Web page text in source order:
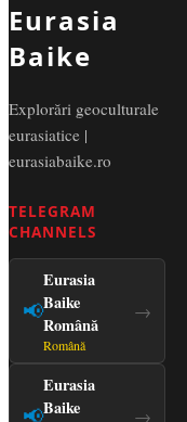
Eurasia
Baike
Explorări geoculturale
eurasiatice |
eurasiabaike.ro
TELEGRAM
CHANNELS
📢
Eurasia
Baike
Română
Română
→
📢
Eurasia
Baike
→